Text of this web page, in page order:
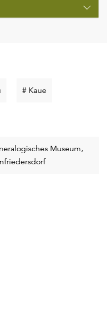
Schlüsselwort
# Kaue
Museum,
Schlüsselwort